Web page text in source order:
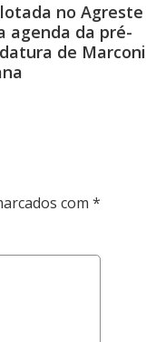
no Agreste
agenda da pré-
de Marconi
com *